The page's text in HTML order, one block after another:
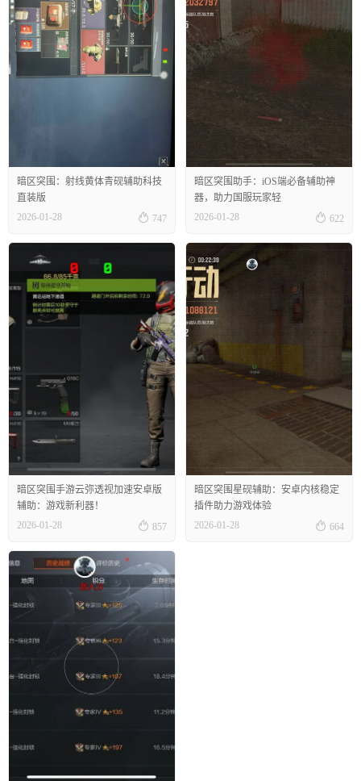
暗区突围：射线黄体青砚辅助科技
直装版
2026-01-28
 747
暗区突围助手：iOS端必备辅助神
器，助力国服玩家轻
2026-01-28
 622
暗区突围手游云弥透视加速安卓版
辅助：游戏新利器！
2026-01-28
 857
暗区突围星砚辅助：安卓内核稳定
插件助力游戏体验
2026-01-28
 664